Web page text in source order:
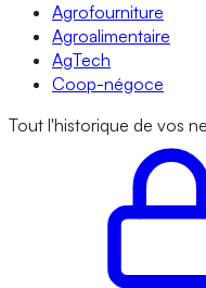
Agrofourniture
Agroalimentaire
AgTech
Coop-négoce
Tout l'historique de vos